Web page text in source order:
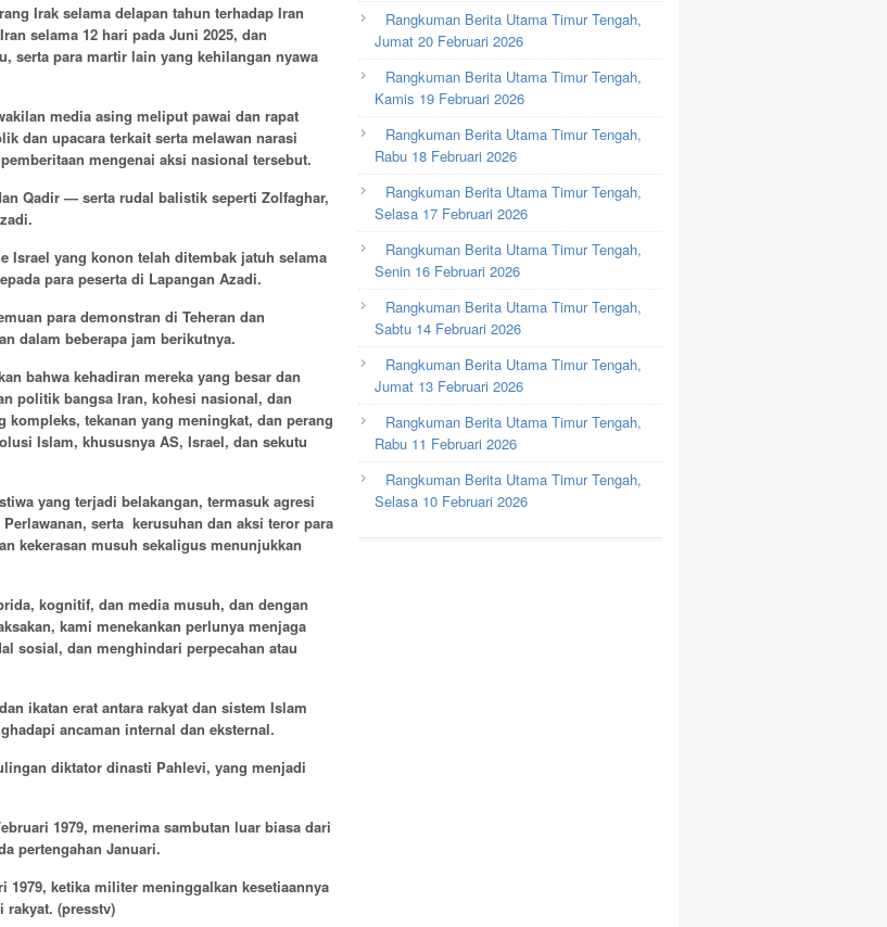
Irak selama delapan tahun terhadap Iran
selama 12 hari pada Juni 2025, dan
serta para martir lain yang kehilangan nyawa
media asing meliput pawai dan rapat
dan upacara terkait serta melawan narasi
mengenai aksi nasional tersebut.
Qadir — serta rudal balistik seperti Zolfaghar,
Israel yang konon telah ditembak jatuh selama
para peserta di Lapangan Azadi.
para demonstran di Teheran dan
dalam beberapa jam berikutnya.
bahwa kehadiran mereka yang besar dan
politik bangsa Iran, kohesi nasional, dan
tekanan yang meningkat, dan perang
Islam, khususnya AS, Israel, dan sekutu
yang terjadi belakangan, termasuk agresi
serta kerusuhan dan aksi teror para
kekerasan musuh sekaligus menunjukkan
kognitif, dan media musuh, dan dengan
kami menekankan perlunya menjaga
sosial, dan menghindari perpecahan atau
ikatan erat antara rakyat dan sistem Islam
ancaman internal dan eksternal.
diktator dinasti Pahlevi, yang menjadi
1979, menerima sambutan luar biasa dari
pertengahan Januari.
1979, ketika militer meninggalkan kesetiaannya
rakyat. (presstv)
Rangkuman Berita Utama Timur Tengah,
Jumat 20 Februari 2026
Rangkuman Berita Utama Timur Tengah,
Kamis 19 Februari 2026
Rangkuman Berita Utama Timur Tengah,
Rabu 18 Februari 2026
Rangkuman Berita Utama Timur Tengah,
Selasa 17 Februari 2026
Rangkuman Berita Utama Timur Tengah,
Senin 16 Februari 2026
Rangkuman Berita Utama Timur Tengah,
Sabtu 14 Februari 2026
Rangkuman Berita Utama Timur Tengah,
Jumat 13 Februari 2026
Rangkuman Berita Utama Timur Tengah,
Rabu 11 Februari 2026
Rangkuman Berita Utama Timur Tengah,
Selasa 10 Februari 2026